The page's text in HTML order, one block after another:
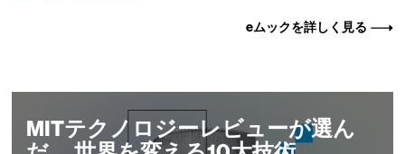
eムックを詳しく見る
MITテクノロジーレビューが選ん